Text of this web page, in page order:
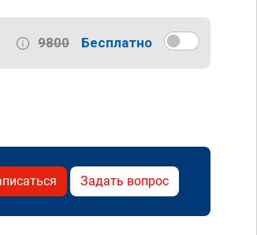
9800 Бесплатно
Задать вопрос